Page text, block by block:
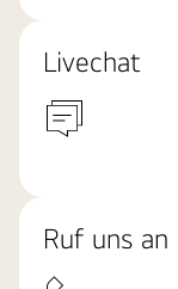
Livechat
Ruf uns an